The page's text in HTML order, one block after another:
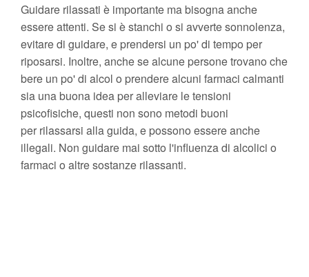
Guidare rilassati è importante ma bisogna anche
essere attenti. Se si è stanchi o si avverte sonnolenza,
evitare di guidare, e prendersi un po' di tempo per
riposarsi. Inoltre, anche se alcune persone trovano che
bere un po' di alcol o prendere alcuni farmaci calmanti
sia una buona idea per alleviare le tensioni
psicofisiche, questi non sono metodi buoni
per rilassarsi alla guida, e possono essere anche
illegali. Non guidare mai sotto l'influenza di alcolici o
farmaci o altre sostanze rilassanti.